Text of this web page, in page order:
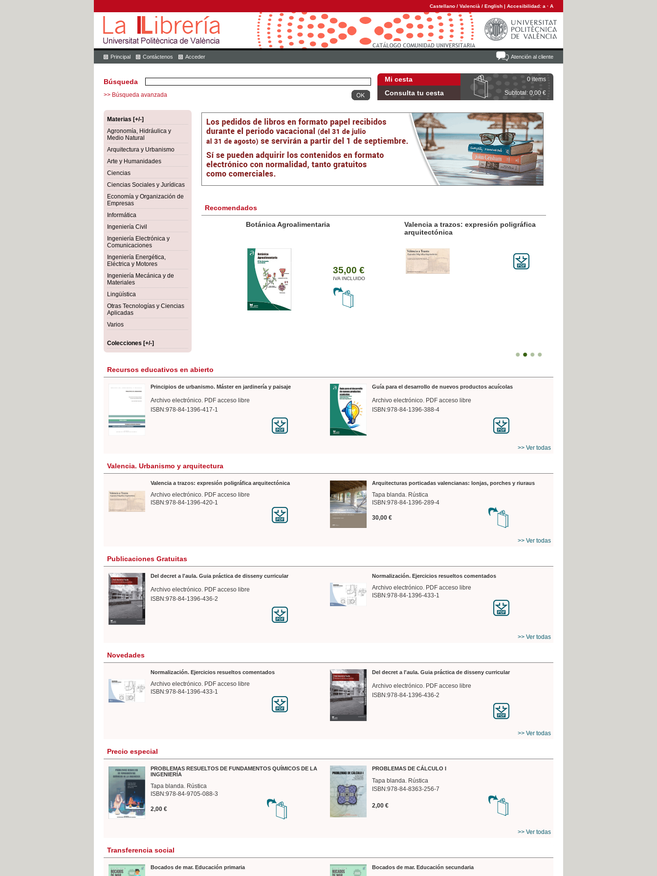
Castellano / Valencià / English | Accesibilidad: a · A
Atención al cliente
Principal Contáctenos Acceder
Mi cesta 0 items
Consulta tu cesta Subtotal: 0,00 €
Búsqueda
>> Búsqueda avanzada
Materias [+/-]
Agronomía, Hidráulica y
Medio Natural
Arquitectura y Urbanismo
Arte y Humanidades
Ciencias
Ciencias Sociales y Jurídicas
Economía y Organización de
Empresas
Informática
Ingeniería Civil
Ingeniería Electrónica y
Comunicaciones
Ingeniería Energética,
Eléctrica y Motores
Ingeniería Mecánica y de
Materiales
Lingüística
Otras Tecnologías y Ciencias
Aplicadas
Varios
Colecciones [+/-]
Recomendados
Botánica Agroalimentaria
Valencia a trazos: expresión poligráfica
arquitectónica
Recursos educativos en abierto
Principios de urbanismo. Máster en jardinería y paisaje
Archivo electrónico. PDF acceso libre
ISBN:978-84-1396-417-1
Guía para el desarrollo de nuevos productos acuícolas
Archivo electrónico. PDF acceso libre
ISBN:978-84-1396-388-4
>> Ver todas
Valencia. Urbanismo y arquitectura
Valencia a trazos: expresión poligráfica arquitectónica
Archivo electrónico. PDF acceso libre
ISBN:978-84-1396-420-1
Arquitecturas porticadas valencianas: lonjas, porches y riuraus
Tapa blanda. Rústica
ISBN:978-84-1396-289-4
30,00 €
>> Ver todas
Publicaciones Gratuitas
Del decret a l'aula. Guia práctica de disseny curricular
Archivo electrónico. PDF acceso libre
ISBN:978-84-1396-436-2
Normalización. Ejercicios resueltos comentados
Archivo electrónico. PDF acceso libre
ISBN:978-84-1396-433-1
>> Ver todas
Novedades
Normalización. Ejercicios resueltos comentados
Archivo electrónico. PDF acceso libre
ISBN:978-84-1396-433-1
Del decret a l'aula. Guia práctica de disseny curricular
Archivo electrónico. PDF acceso libre
ISBN:978-84-1396-436-2
>> Ver todas
Precio especial
PROBLEMAS RESUELTOS DE FUNDAMENTOS QUÍMICOS DE LA
INGENIERÍA
Tapa blanda. Rústica
ISBN:978-84-9705-088-3
2,00 €
PROBLEMAS DE CÁLCULO I
Tapa blanda. Rústica
ISBN:978-84-8363-256-7
2,00 €
>> Ver todas
Transferencia social
Bocados de mar. Educación primaria Bocados de mar. Educación secundaria